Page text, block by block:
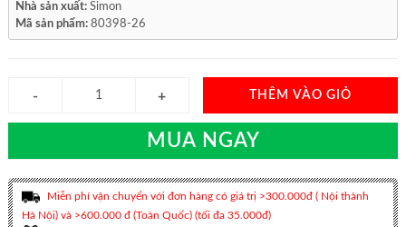
Nhà sản xuất: Simon
Mã sản phẩm: 80398-26
THÊM VÀO GIỎ
MUA NGAY
Miễn phí vận chuyển với đơn hàng có giá trị >300.000đ ( Nội thành
Hà Nội) và >600.000 đ (Toàn Quốc) (tối đa 35.000đ)